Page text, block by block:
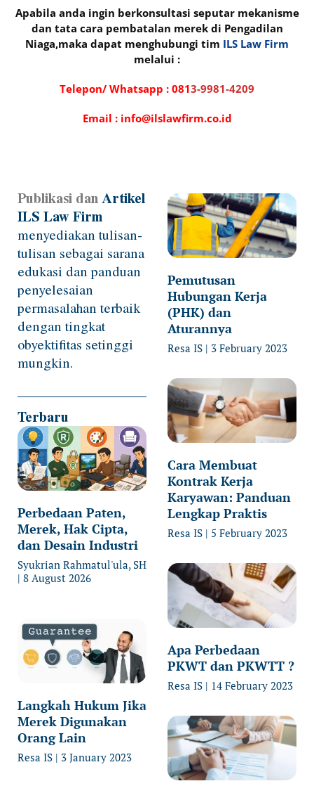
Apabila anda ingin berkonsultasi seputar mekanisme
dan tata cara pembatalan merek di Pengadilan
Niaga,maka dapat menghubungi tim ILS Law Firm
melalui :
Telepon/ Whatsapp : 0813-9981-4209
Email : info@ilslawfirm.co.id
Publikasi danArtikel
ILS Law Firm
menyediakan tulisan-
tulisan sebagai sarana
edukasi dan panduan
penyelesaian
permasalahan terbaik
dengan tingkat
obyektifitas setinggi
mungkin.
Terbaru
Perbedaan Paten,
Merek, Hak Cipta,
dan Desain Industri
Syukrian Rahmatul'ula, SH
8 August 2026
Langkah Hukum Jika
Merek Digunakan
Orang Lain
Resa IS 3 January 2023
Pemutusan
Hubungan Kerja
(PHK) dan
Aturannya
Resa IS 3 February 2023
Cara Membuat
Kontrak Kerja
Karyawan: Panduan
Lengkap Praktis
Resa IS 5 February 2023
Apa Perbedaan
PKWT dan PKWTT ?
Resa IS 14 February 2023
PagePagePagePagePage